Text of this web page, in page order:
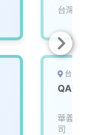
台灣知
台北
華義國
司